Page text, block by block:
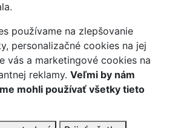
používame na zlepšovanie
personalizačné cookies na jej
vás a marketingové cookies na
reklamy. Veľmi by nám
mohli používať všetky tieto